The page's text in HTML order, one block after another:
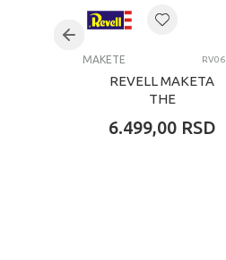
Kategorija
MAKETE
REVELL MAKETA
THE
AND GROGU:
6.499,00 RSD